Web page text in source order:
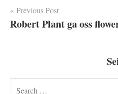
Innleggsnavigasjon
Previous Post
Robert Plant ga oss